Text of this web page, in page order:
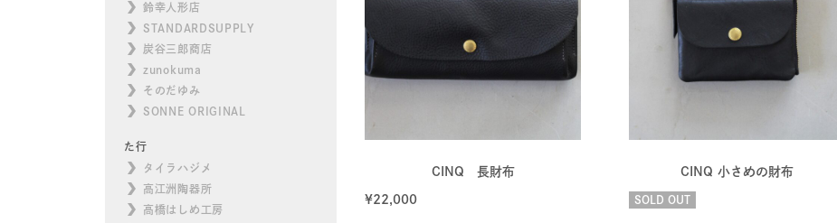
CINQ 長財布
¥22,000
CINQ 小さめの財布
SOLD OUT
鈴幸人形店
STANDARDSUPPLY
炭谷三郎商店
zunokuma
そのだゆみ
SONNE ORIGINAL
た行
タイラハジメ
高江洲陶器所
高橋はしめ工房